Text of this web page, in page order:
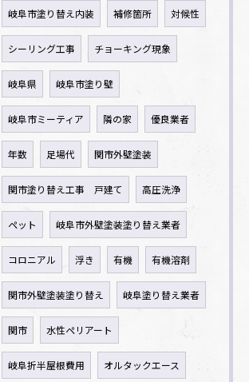
岐阜市塗り替え内装 補修箇所 対候性
シーリング工事 チョーキング現象
岐阜県 岐阜市塗り壁
岐阜市ミーティア 隣の家 優良業者
年数 足場代 関市外壁塗装
関市塗り替え工事 戸建て 高圧洗浄
ペット 岐阜市外壁塗装塗り替え業者
コロニアル 浮き 有機 有機溶剤
関市外壁塗装塗り替え 岐阜塗り替え業者
関市 水性ペリアート
岐阜折半屋根費用 オルタックエース